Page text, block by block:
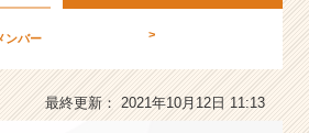
ンバー >
最終更新： 2021年10月12日 11:13